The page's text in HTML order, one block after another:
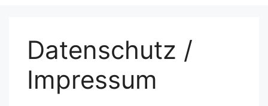
Datenschutz /
Impressum